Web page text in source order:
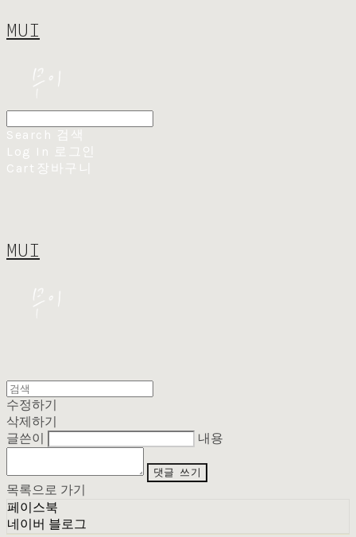
MUI
Search 검색
Log In 로그인
Cart 장바구니
MUI
수정하기
삭제하기
글쓴이
내용
댓글 쓰기
목록으로 가기
페이스북
네이버 블로그